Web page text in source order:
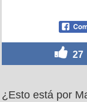
27
¿Esto está por